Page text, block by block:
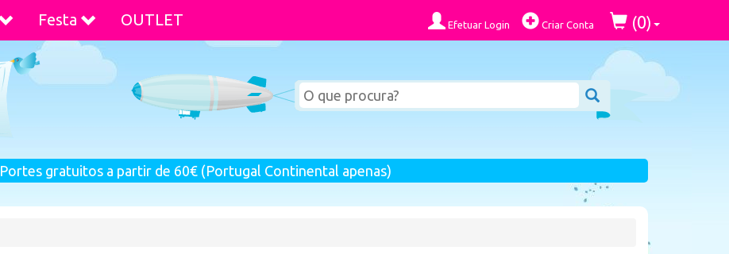
Festa OUTLET Efetuar Login Criar Conta (0)
Portes gratuitos a partir de 60€ (Portugal Continental apenas)